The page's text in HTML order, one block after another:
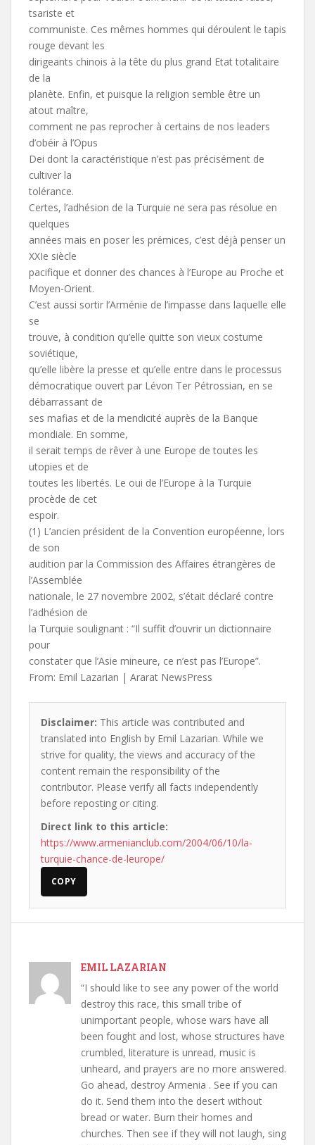
tsariste et
communiste. Ces mêmes hommes qui déroulent le tapis
rouge devant les
dirigeants chinois à la tête du plus grand Etat totalitaire
de la
planète. Enfin, et puisque la religion semble être un
atout maître,
comment ne pas reprocher à certains de nos leaders
d’obéir à l’Opus
Dei dont la caractéristique n’est pas précisément de
cultiver la
tolérance.
Certes, l’adhésion de la Turquie ne sera pas résolue en
quelques
années mais en poser les prémices, c’est déjà penser un
XXIe siècle
pacifique et donner des chances à l’Europe au Proche et
Moyen-Orient.
C’est aussi sortir l’Arménie de l’impasse dans laquelle elle
se
trouve, à condition qu’elle quitte son vieux costume
soviétique,
qu’elle libère la presse et qu’elle entre dans le processus
démocratique ouvert par Lévon Ter Pétrossian, en se
débarrassant de
ses mafias et de la mendicité auprès de la Banque
mondiale. En somme,
il serait temps de rêver à une Europe de toutes les
utopies et de
toutes les libertés. Le oui de l’Europe à la Turquie
procède de cet
espoir.
(1) L’ancien président de la Convention européenne, lors
de son
audition par la Commission des Affaires étrangères de
l’Assemblée
nationale, le 27 novembre 2002, s’était déclaré contre
l’adhésion de
la Turquie soulignant : “Il suffit d’ouvrir un dictionnaire
pour
constater que l’Asie mineure, ce n’est pas l’Europe”.
From: Emil Lazarian | Ararat NewsPress
Disclaimer: This article was contributed and
translated into English by Emil Lazarian. While we
strive for quality, the views and accuracy of the
content remain the responsibility of the
contributor. Please verify all facts independently
before reposting or citing.
Direct link to this article:
https://www.armenianclub.com/2004/06/10/la-
turquie-chance-de-leurope/
COPY
EMIL LAZARIAN
“I should like to see any power of the world
destroy this race, this small tribe of
unimportant people, whose wars have all
been fought and lost, whose structures have
crumbled, literature is unread, music is
unheard, and prayers are no more answered.
Go ahead, destroy Armenia . See if you can
do it. Send them into the desert without
bread or water. Burn their homes and
churches. Then see if they will not laugh, sing